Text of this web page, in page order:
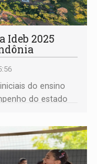
Ideb 2025
do ensino
do estado